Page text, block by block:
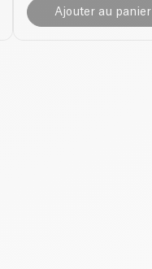
Ajouter au panier